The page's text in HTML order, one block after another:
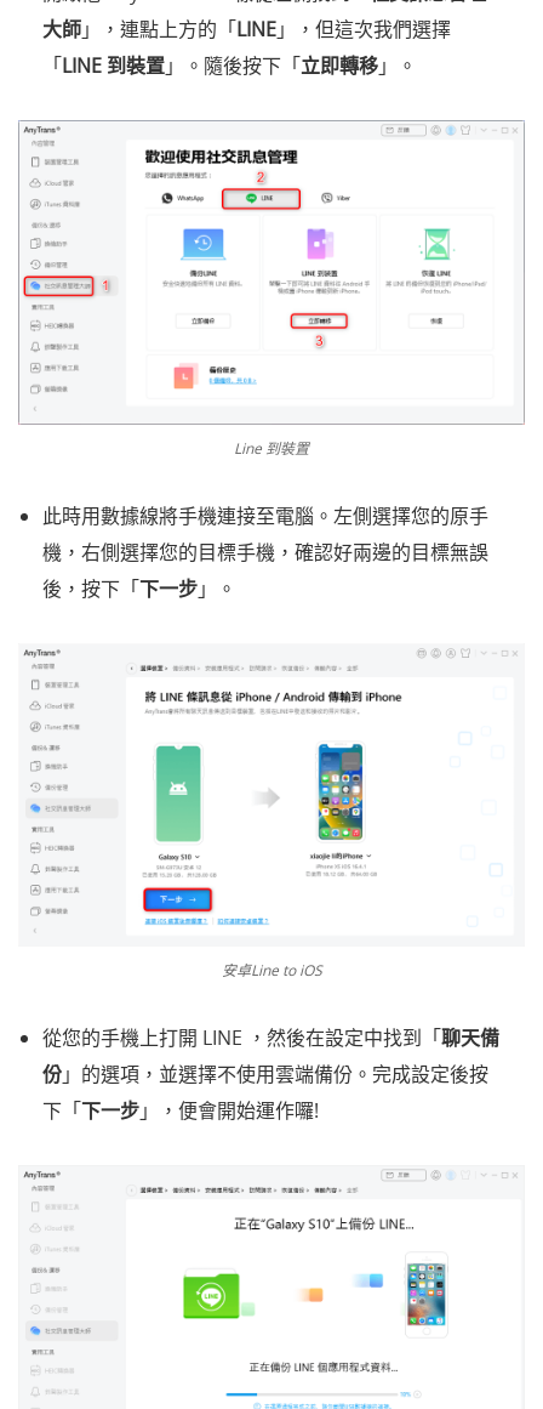
大師」，連點上方的「LINE」，但這次我們選擇
「LINE 到裝置」。隨後按下「立即轉移」。
Line 到裝置
此時用數據線將手機連接至電腦。左側選擇您的原手
機，右側選擇您的目標手機，確認好兩邊的目標無誤
後，按下「下一步」。
安卓Line to iOS
從您的手機上打開 LINE ，然後在設定中找到「聊天備
份」的選項，並選擇不使用雲端備份。完成設定後按
下「下一步」，便會開始運作囉!